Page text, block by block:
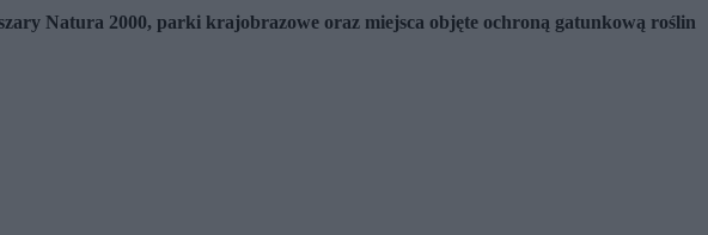
Natura 2000, parki krajobrazowe oraz miejsca objęte ochroną gatunkową roślin